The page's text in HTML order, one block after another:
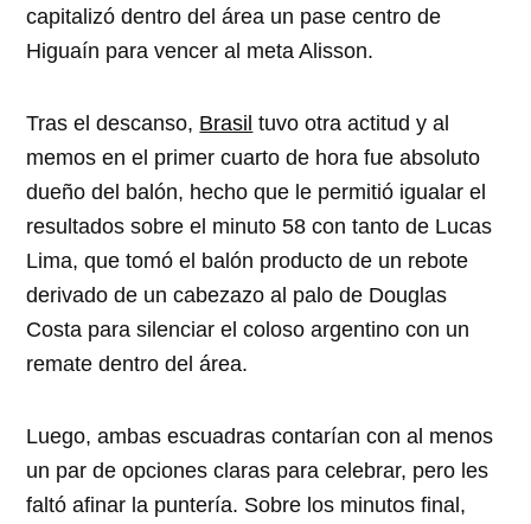
capitalizó dentro del área un pase centro de
Higuaín para vencer al meta Alisson.
Tras el descanso, Brasil tuvo otra actitud y al
memos en el primer cuarto de hora fue absoluto
dueño del balón, hecho que le permitió igualar el
resultados sobre el minuto 58 con tanto de Lucas
Lima, que tomó el balón producto de un rebote
derivado de un cabezazo al palo de Douglas
Costa para silenciar el coloso argentino con un
remate dentro del área.
Luego, ambas escuadras contarían con al menos
un par de opciones claras para celebrar, pero les
faltó afinar la puntería. Sobre los minutos final,